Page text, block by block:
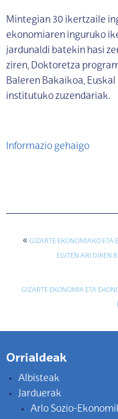
Mintegian 30 ikertzaile
ekonomiaren inguruko
jardunaldi batekin hasi
ziren, Doktoretza
Baleren Bakaikoa,
institutuko zuzendariak.
Informazio gehaigo
« GIZARTE EKONOMIAKO ETA
EGITEN ARI DIREN
GIZARTE EKONOMIA ETA
Orrialdeak
Albisteak
Jarduerak
Arlo Sozio-